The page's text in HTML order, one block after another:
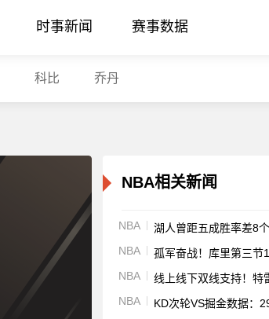
时事新闻 赛事数据
科比 乔丹
NBA相关新闻
NBA
湖人曾距五成胜率差8个胜场最
NBA
孤军奋战！库里第三节10中6砍
NBA
线上线下双线支持！特雷-杨
NBA
KD次轮VS掘金数据：29.5分9.7